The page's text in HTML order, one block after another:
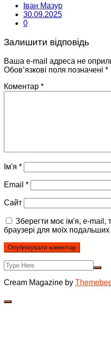
Іван Мазур
30.09.2025
0
Залишити відповідь
Ваша e-mail адреса не
Обов’язкові поля позначені *
Коментар *
Ім'я *
Email *
Сайт
Зберегти моє ім'я, e-mail,
браузері для моїх подальших
Cream Magazine by